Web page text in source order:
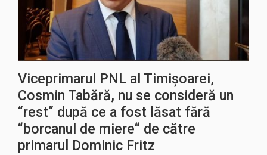
Viceprimarul PNL al Timișoarei,
Cosmin Tabără, nu se consideră un
“rest“ după ce a fost lăsat fără
“borcanul de miere“ de către
primarul Dominic Fritz